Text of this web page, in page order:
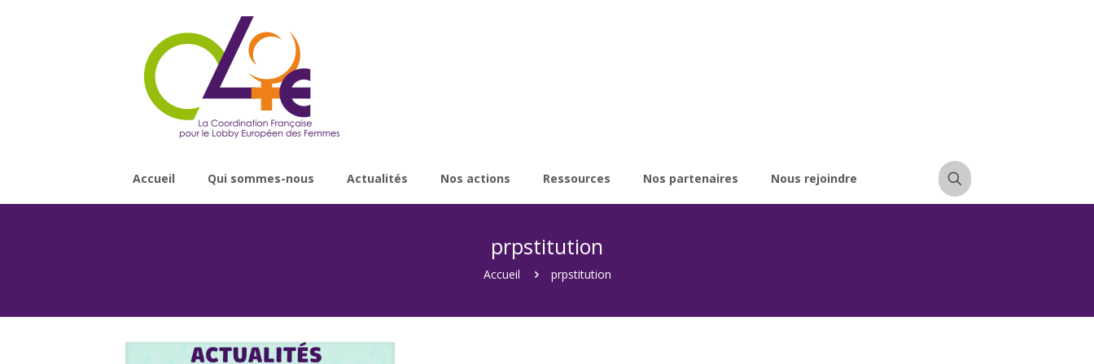
Accueil Qui sommes-nous Actualités Nos actions Ressources Nos partenaires Nous rejoindre
prpstitution
Accueil prpstitution